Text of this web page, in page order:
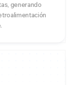
generando